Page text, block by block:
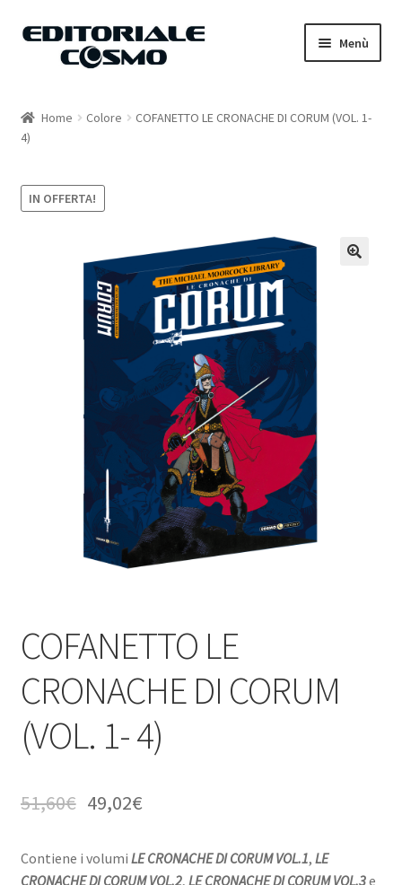
Vai
Vai
Menù
Catalogo
Carrello
Home Colore
COFANETTO LE CRONACHE DI CORUM (VOL. 1-
4)
IN OFFERTA!
COFANETTO LE
CRONACHE DI CORUM
(VOL. 1- 4)
51,60€ 49,02€
Contiene i volumi LE CRONACHE DI CORUM VOL.1, LE
CRONACHE DI CORUM VOL.2, LE CRONACHE DI CORUM VOL.3e